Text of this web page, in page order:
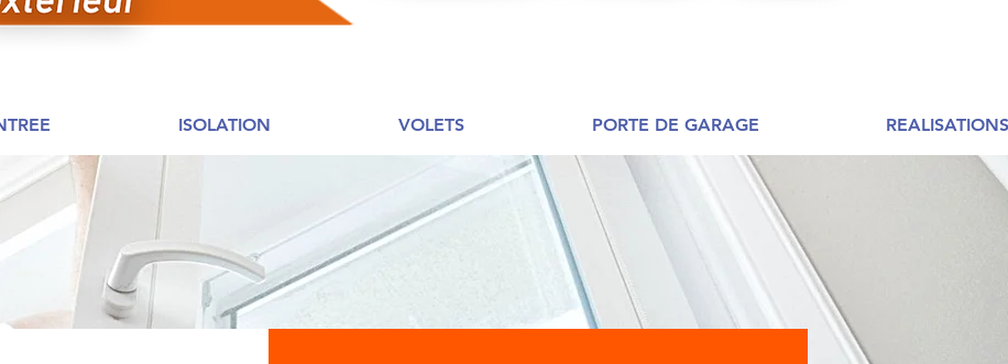
ISOLATION VOLETS PORTE DE GARAGE REALISATIONS